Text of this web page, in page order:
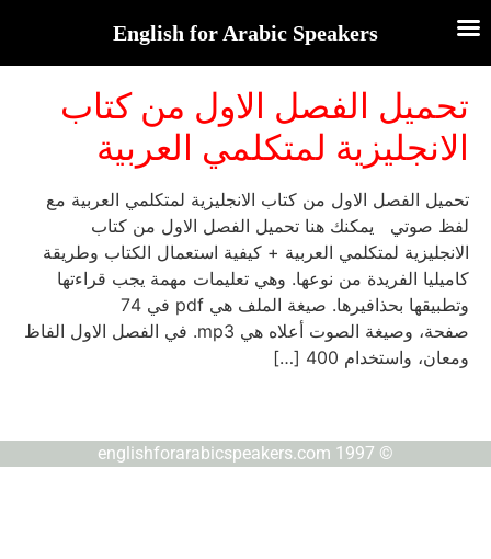
تحميل الفصل الاول من كتاب
الانجليزية لمتكلمي العربية
تحميل الفصل الاول من كتاب الانجليزية لمتكلمي العربية مع
لفظ صوتي يمكنك هنا تحميل الفصل الاول من كتاب
الانجليزية لمتكلمي العربية + كيفية استعمال الكتاب وطريقة
كاميليا الفريدة من نوعها. وهي تعليمات مهمة يجب قراءتها
وتطبيقها بحذافيرها. صيغة الملف هي pdf في 74
صفحة، وصيغة الصوت أعلاه هي mp3. في الفصل الاول الفاظ
ومعان، واستخدام 400 […]
© englishforarabicspeakers.com 1997
English for Arabic Speakers